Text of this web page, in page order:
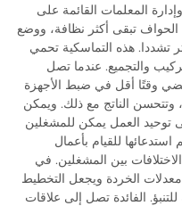
المعلمات القائمة على
الحواف تبقى أكثر نظافة، ووضع
تشددا. هذه التماسكية تحمي
والتجميع. عندما تصل
وقتًا أقل في ضبط الأجهزة
وتتحسن الناتج مع ذلك. ويمكن
توحيد العمل يمكن للمشغلين
للقيام بأعمال
بين المشغلين. في
معدلات الخردة ويجعل التخطيط
الفائدة تصل إلى علاقات